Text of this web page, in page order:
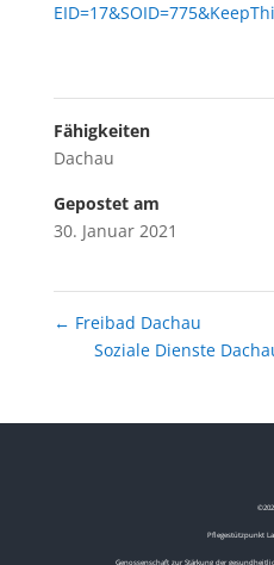
Fähigkeiten
Dachau
Gepostet am
30. Januar 2021
← Freibad Dachau
Soziale Dienste
©
Pflegestützpunkt
Genossenschaft zur Stärkung der